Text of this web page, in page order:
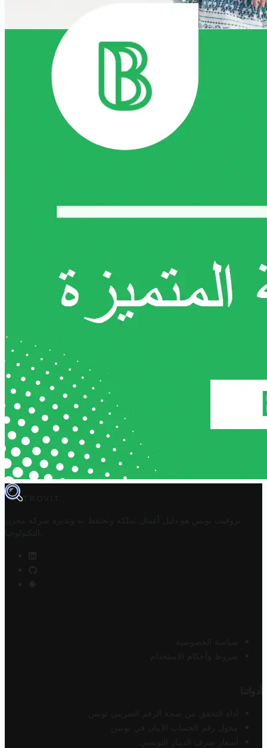
TROVIT
تروفيت تونس هو دليل أعمال تملكه وتحتفظ به وتديره
شركة مخزن
التكنولوجيا
سياسة الخصوصية
شروط وأحكام الاستخدام
أدواتنا
أداة التحقق من صحة الرقم الضريبي تونس
محول رقم الحساب الآيبان في تونس
أسعار صرف الدينار التونسي